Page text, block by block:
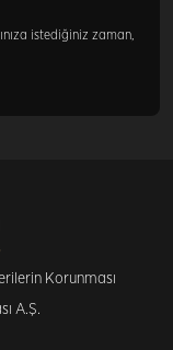
istediğiniz zaman,
Korunması
A.Ş.